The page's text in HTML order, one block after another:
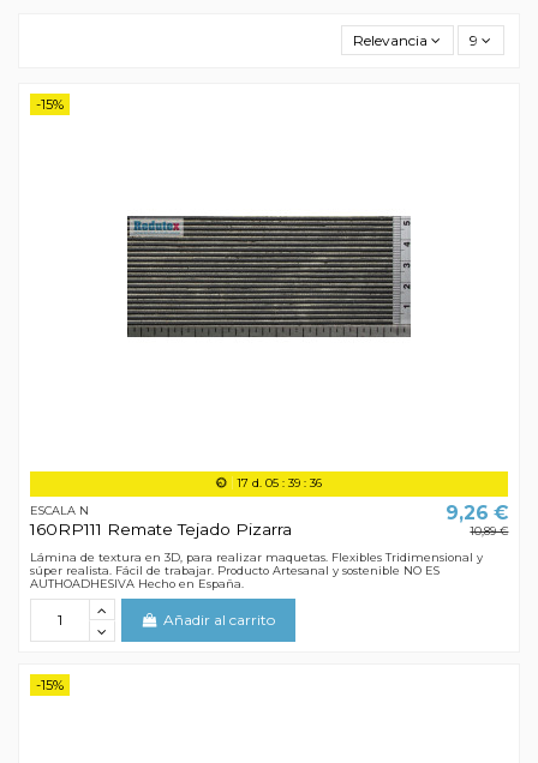
Relevancia 9
-15%
17 d. 05 :39 :35
ESCALA N
160RP111 Remate Tejado Pizarra
9,26 €
10,89 €
Lámina de textura en 3D, para realizar maquetas. Flexibles Tridimensional y
súper realista. Fácil de trabajar. Producto Artesanal y sostenible NO ES
AUTHOADHESIVA Hecho en España.
Añadir al carrito
-15%